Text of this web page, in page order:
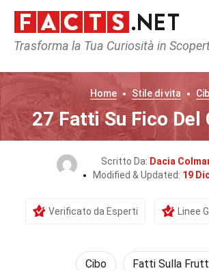
Trasforma la Tua Curiosità in
Home Stile di vita
27 Fatti Su Fico Del
Scritto Da: Dacia
Modified & Updated: 19
Verificato da Esperti Linee
Cibo Fatti Sulla